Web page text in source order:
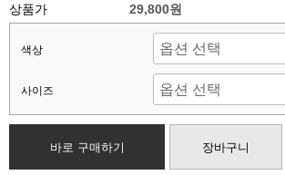
상품가 29,800원
색상
사이즈
바로 구매하기 장바구니